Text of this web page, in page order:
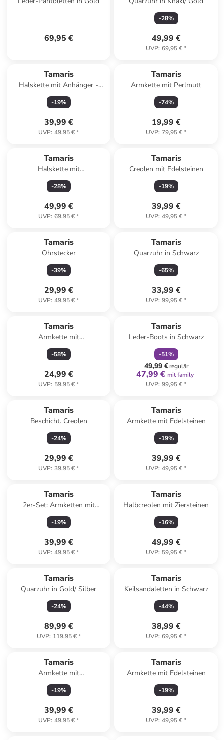
69,95 €
-28%
49,99 €
UVP: 69,95 €*
Tamaris
Halskette mit Anhänger -
(L)45 cm
-19%
39,99 €
UVP: 49,95 €*
Tamaris
Armkette mit Perlmutt
-74%
19,99 €
UVP: 79,95 €*
Tamaris
Halskette mit
Schmuckelement - (L)45 cm
-28%
49,99 €
UVP: 69,95 €*
Tamaris
Creolen mit Edelsteinen
-19%
39,99 €
UVP: 49,95 €*
Tamaris
Ohrstecker
-39%
29,99 €
UVP: 49,95 €*
Tamaris
Quarzuhr in Schwarz
-65%
33,99 €
UVP: 99,95 €*
Tamaris
Armkette mit
Schmuckelement
-58%
24,99 €
UVP: 59,95 €*
Tamaris
Leder-Boots in Schwarz
-51%
49,99 €regulär
47,99 € mit family
UVP: 99,95 €*
Tamaris
Beschicht. Creolen
-24%
29,99 €
UVP: 39,95 €*
Tamaris
Armkette mit Edelsteinen
-19%
39,99 €
UVP: 49,95 €*
Tamaris
2er-Set: Armketten mit
Schmuckelementen
-19%
39,99 €
UVP: 49,95 €*
Tamaris
Halbcreolen mit Ziersteinen
-16%
49,99 €
UVP: 59,95 €*
Tamaris
Quarzuhr in Gold/ Silber
-24%
89,99 €
UVP: 119,95 €*
Tamaris
Keilsandaletten in Schwarz
-44%
38,99 €
UVP: 69,95 €*
Tamaris
Armkette mit
Schmuckelementen
-19%
39,99 €
UVP: 49,95 €*
Tamaris
Armkette mit Edelsteinen
-19%
39,99 €
UVP: 49,95 €*